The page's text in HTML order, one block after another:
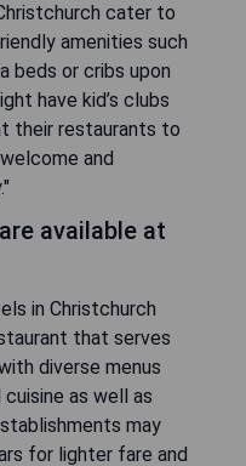
cater to
amenities such
beds or cribs upon
have kid’s clubs
their restaurants to
and
available at
in Christchurch
that serves
diverse menus
as well as
may
for lighter fare and